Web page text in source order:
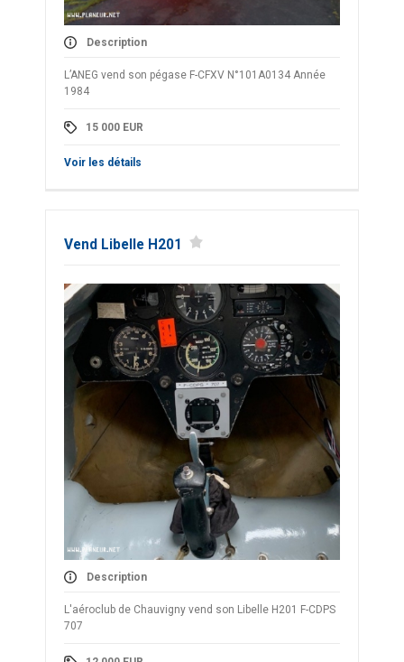
Description
L’ANEG vend son pégase F-CFXV N°101A0134 Année
1984
15 000 EUR
Voir les détails
Vend Libelle H201
Description
L'aéroclub de Chauvigny vend son Libelle H201 F-CDPS
707